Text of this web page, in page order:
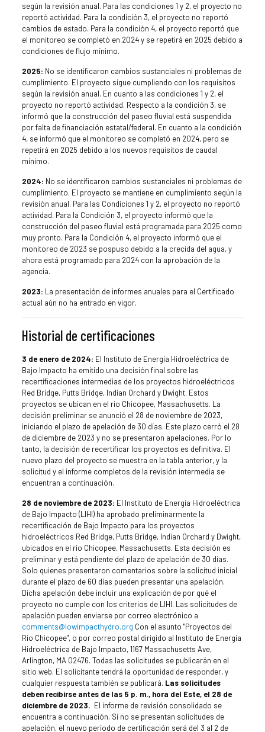
según la revisión anual. Para las condiciones 1 y 2, el proyecto no
reportó actividad. Para la condición 3, el proyecto no reportó
cambios de estado. Para la condición 4, el proyecto reportó que
el monitoreo se completó en 2024 y se repetirá en 2025 debido a
condiciones de flujo mínimo.
2025: No se identificaron cambios sustanciales ni problemas de
cumplimiento. El proyecto sigue cumpliendo con los requisitos
según la revisión anual. En cuanto a las condiciones 1 y 2, el
proyecto no reportó actividad. Respecto a la condición 3, se
informó que la construcción del paseo fluvial está suspendida
por falta de financiación estatal/federal. En cuanto a la condición
4, se informó que el monitoreo se completó en 2024, pero se
repetirá en 2025 debido a los nuevos requisitos de caudal
mínimo.
2024: No se identificaron cambios sustanciales ni problemas de
cumplimiento. El proyecto se mantiene en cumplimiento según la
revisión anual. Para las Condiciones 1 y 2, el proyecto no reportó
actividad. Para la Condición 3, el proyecto informó que la
construcción del paseo fluvial está programada para 2025 como
muy pronto. Para la Condición 4, el proyecto informó que el
monitoreo de 2023 se pospuso debido a la crecida del agua, y
ahora está programado para 2024 con la aprobación de la
agencia.
2023: La presentación de informes anuales para el Certificado
actual aún no ha entrado en vigor.
Historial de certificaciones
3 de enero de 2024: El Instituto de Energía Hidroeléctrica de
Bajo Impacto ha emitido una decisión final sobre las
recertificaciones intermedias de los proyectos hidroeléctricos
Red Bridge, Putts Bridge, Indian Orchard y Dwight. Estos
proyectos se ubican en el río Chicopee, Massachusetts. La
decisión preliminar se anunció el 28 de noviembre de 2023,
iniciando el plazo de apelación de 30 días. Este plazo cerró el 28
de diciembre de 2023 y no se presentaron apelaciones. Por lo
tanto, la decisión de recertificar los proyectos es definitiva. El
nuevo plazo del proyecto se muestra en la tabla anterior, y la
solicitud y el informe completos de la revisión intermedia se
encuentran a continuación.
28 de noviembre de 2023: El Instituto de Energía Hidroeléctrica
de Bajo Impacto (LIHI) ha aprobado preliminarmente la
recertificación de Bajo Impacto para los proyectos
hidroeléctricos Red Bridge, Putts Bridge, Indian Orchard y Dwight,
ubicados en el río Chicopee, Massachusetts. Esta decisión es
preliminar y está pendiente del plazo de apelación de 30 días.
Solo quienes presentaron comentarios sobre la solicitud inicial
durante el plazo de 60 días pueden presentar una apelación.
Dicha apelación debe incluir una explicación de por qué el
proyecto no cumple con los criterios de LIHI. Las solicitudes de
apelación pueden enviarse por correo electrónico a
comments@lowimpacthydro.org Con el asunto "Proyectos del
Río Chicopee", o por correo postal dirigido al Instituto de Energía
Hidroeléctrica de Bajo Impacto, 1167 Massachusetts Ave,
Arlington, MA 02476. Todas las solicitudes se publicarán en el
sitio web. El solicitante tendrá la oportunidad de responder, y
cualquier respuesta también se publicará. Las solicitudes
deben recibirse antes de las 5 p. m., hora del Este, el 28 de
diciembre de 2023. El informe de revisión consolidado se
encuentra a continuación. Si no se presentan solicitudes de
apelación, el nuevo período de certificación será del 3 al 2 de